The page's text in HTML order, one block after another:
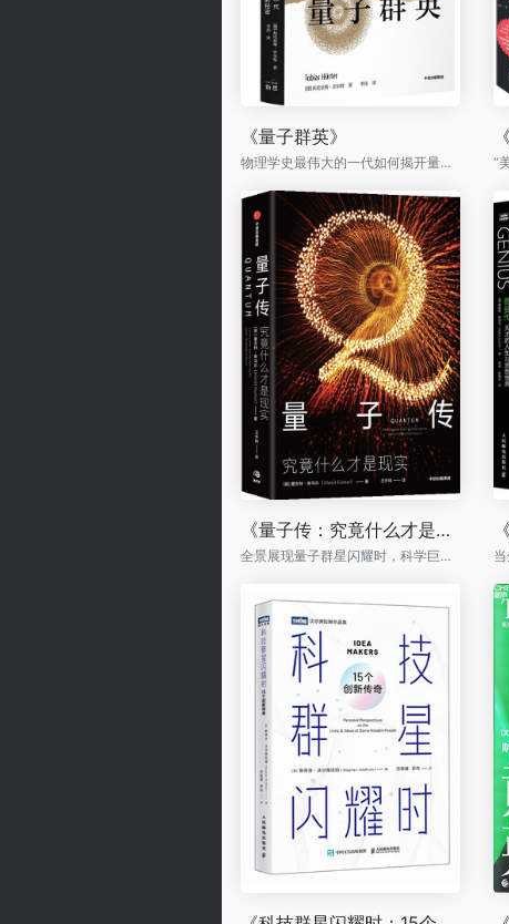
《量子群英》
物理学史最伟大的一代如何揭开量子世界的秘密
《量子传：究竟什么才是现实》
全景展现量子群星闪耀时，科学巨人世纪之战